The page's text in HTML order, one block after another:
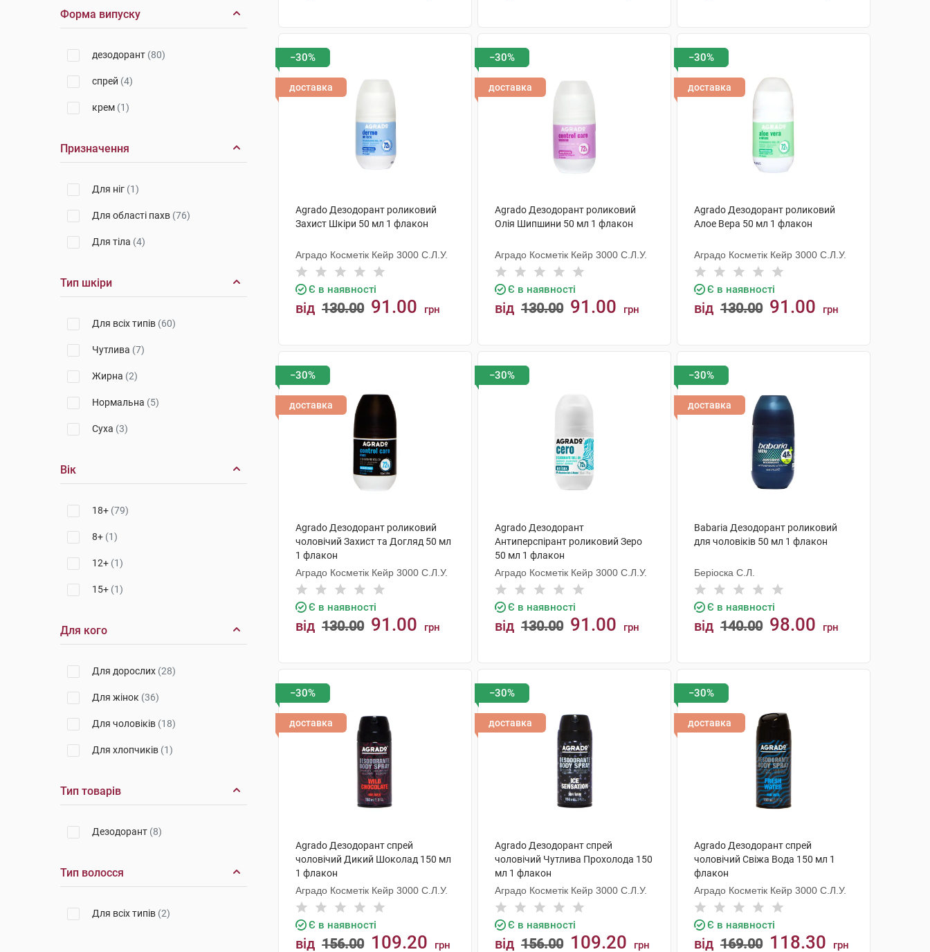
Ляборатуар SVR
Мартідерм Ес Ел
П'єр Фабр Дермо-Косметик
Форма випуску
дезодорант (80)
спрей (4)
крем (1)
Призначення
Для ніг (1)
Для області пахв (76)
Для тіла (4)
Тип шкіри
Для всіх типів (60)
Чутлива (7)
Жирна (2)
Нормальна (5)
Суха (3)
Вік
18+ (79)
8+ (1)
12+ (1)
15+ (1)
Для кого
Для дорослих (28)
Для жінок (36)
Для чоловіків (18)
Для хлопчиків (1)
Тип товарів
Дезодорант (8)
Тип волосся
Для всіх типів (2)
−30%
доставка
Agrado Дезодорант роликовий
Захист Шкіри 50 мл 1 флакон
Аградо Косметік Кейр 3000 С.Л.У.
Є в наявності
від 130.00 91.00 грн
−30%
доставка
Agrado Дезодорант роликовий
Олія Шипшини 50 мл 1 флакон
Аградо Косметік Кейр 3000 С.Л.У.
Є в наявності
від 130.00 91.00 грн
−30%
доставка
Agrado Дезодорант роликовий
Алое Вера 50 мл 1 флакон
Аградо Косметік Кейр 3000 С.Л.У.
Є в наявності
від 130.00 91.00 грн
−30%
доставка
Agrado Дезодорант роликовий
чоловічий Захист та Догляд 50 мл
1 флакон
Аградо Косметік Кейр 3000 С.Л.У.
Є в наявності
від 130.00 91.00 грн
−30%
Agrado Дезодорант
Антиперспірант роликовий Зеро
50 мл 1 флакон
Аградо Косметік Кейр 3000 С.Л.У.
Є в наявності
від 130.00 91.00 грн
−30%
доставка
Babaria Дезодорант роликовий
для чоловіків 50 мл 1 флакон
Беріоска С.Л.
Є в наявності
від 140.00 98.00 грн
−30%
доставка
Agrado Дезодорант спрей
чоловічий Дикий Шоколад 150 мл
1 флакон
Аградо Косметік Кейр 3000 С.Л.У.
Є в наявності
від 156.00 109.20 грн
−30%
доставка
Agrado Дезодорант спрей
чоловічий Чутлива Прохолода 150
мл 1 флакон
Аградо Косметік Кейр 3000 С.Л.У.
Є в наявності
від 156.00 109.20 грн
−30%
доставка
Agrado Дезодорант спрей
чоловічий Свіжа Вода 150 мл 1
флакон
Аградо Косметік Кейр 3000 С.Л.У.
Є в наявності
від 169.00 118.30 грн